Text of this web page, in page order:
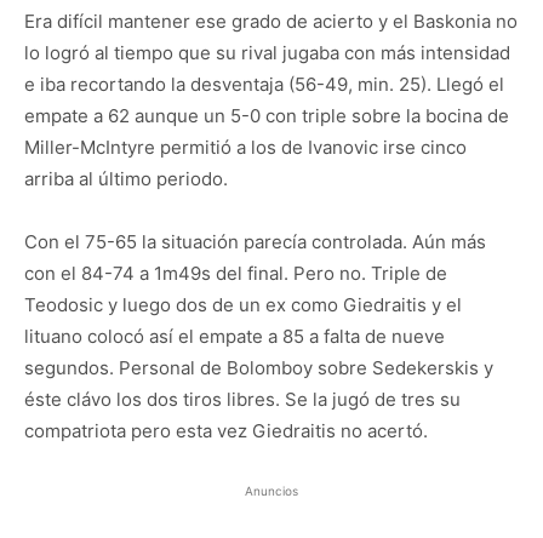
Era difícil mantener ese grado de acierto y el Baskonia no
lo logró al tiempo que su rival jugaba con más intensidad
e iba recortando la desventaja (56-49, min. 25). Llegó el
empate a 62 aunque un 5-0 con triple sobre la bocina de
Miller-McIntyre permitió a los de Ivanovic irse cinco
arriba al último periodo.
Con el 75-65 la situación parecía controlada. Aún más
con el 84-74 a 1m49s del final. Pero no. Triple de
Teodosic y luego dos de un ex como Giedraitis y el
lituano colocó así el empate a 85 a falta de nueve
segundos. Personal de Bolomboy sobre Sedekerskis y
éste clávo los dos tiros libres. Se la jugó de tres su
compatriota pero esta vez Giedraitis no acertó.
Anuncios